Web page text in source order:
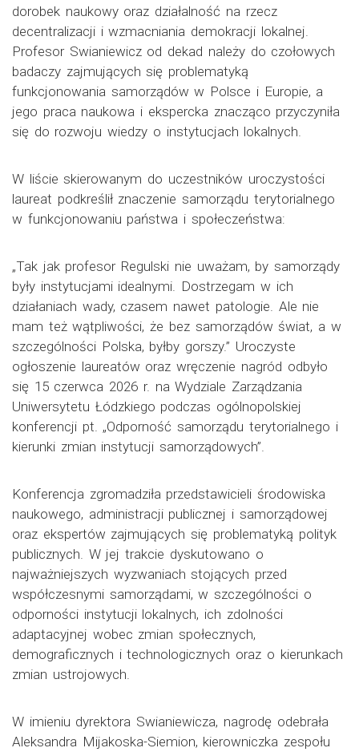
dorobek naukowy oraz działalność na rzecz
decentralizacji i wzmacniania demokracji lokalnej.
Profesor Swianiewicz od dekad należy do czołowych
badaczy zajmujących się problematyką
funkcjonowania samorządów w Polsce i Europie, a
jego praca naukowa i ekspercka znacząco przyczyniła
się do rozwoju wiedzy o instytucjach lokalnych.
W liście skierowanym do uczestników uroczystości
laureat podkreślił znaczenie samorządu terytorialnego
w funkcjonowaniu państwa i społeczeństwa:
„Tak jak profesor Regulski nie uważam, by samorządy
były instytucjami idealnymi. Dostrzegam w ich
działaniach wady, czasem nawet patologie. Ale nie
mam też wątpliwości, że bez samorządów świat, a w
szczególności Polska, byłby gorszy.” Uroczyste
ogłoszenie laureatów oraz wręczenie nagród odbyło
się 15 czerwca 2026 r. na Wydziale Zarządzania
Uniwersytetu Łódzkiego podczas ogólnopolskiej
konferencji pt. „Odporność samorządu terytorialnego i
kierunki zmian instytucji samorządowych”.
Konferencja zgromadziła przedstawicieli środowiska
naukowego, administracji publicznej i samorządowej
oraz ekspertów zajmujących się problematyką polityk
publicznych. W jej trakcie dyskutowano o
najważniejszych wyzwaniach stojących przed
współczesnymi samorządami, w szczególności o
odporności instytucji lokalnych, ich zdolności
adaptacyjnej wobec zmian społecznych,
demograficznych i technologicznych oraz o kierunkach
zmian ustrojowych.
W imieniu dyrektora Swianiewicza, nagrodę odebrała
Aleksandra Mijakoska-Siemion, kierowniczka zespołu